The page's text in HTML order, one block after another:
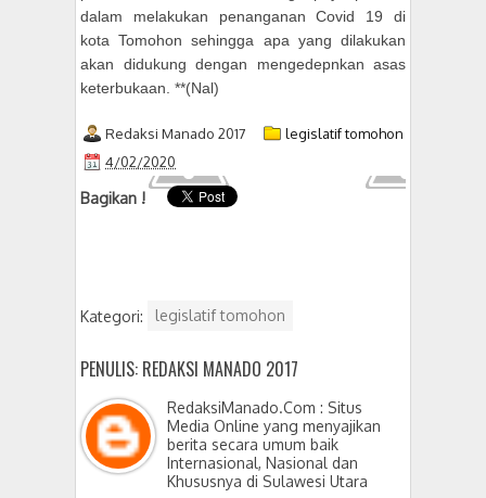
dalam melakukan penanganan Covid 19 di
kota Tomohon sehingga apa yang dilakukan
akan didukung dengan mengedepnkan asas
keterbukaan. **(Nal)
Redaksi Manado 2017
legislatif tomohon
4/02/2020
Bagikan !
Kategori: legislatif tomohon
PENULIS: REDAKSI MANADO 2017
RedaksiManado.Com : Situs
Media Online yang menyajikan
berita secara umum baik
Internasional, Nasional dan
Khususnya di Sulawesi Utara